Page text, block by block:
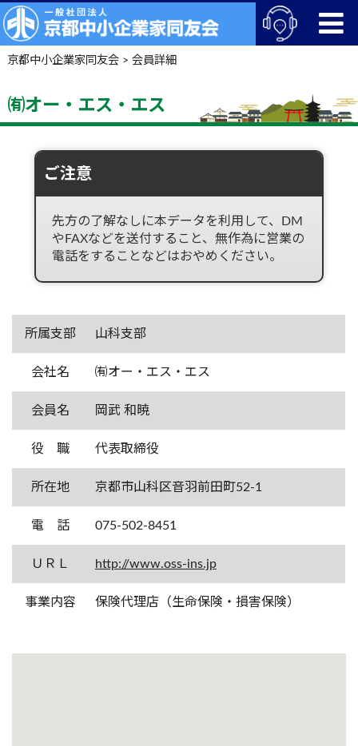
京都中小企業家同友会> 会員詳細
㈲オー・エス・エス
ご注意
先方の了解なしに本データを利用して、DM
やFAXなどを送付すること、無作為に営業の
電話をすることなどはおやめください。
所属支部 山科支部
会社名 ㈲オー・エス・エス
会員名 岡武 和暁
役 職 代表取締役
所在地 京都市山科区音羽前田町52-1
電 話 075-502-8451
ＵＲＬ http://www.oss-ins.jp
事業内容 保険代理店（生命保険・損害保険）